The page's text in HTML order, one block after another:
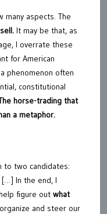
many aspects. The
It may be that, as
I overrate these
for American
phenomenon often
constitutional
horse-trading that
a metaphor.
to two candidates:
[…] In the end, I
figure out what
and steer our